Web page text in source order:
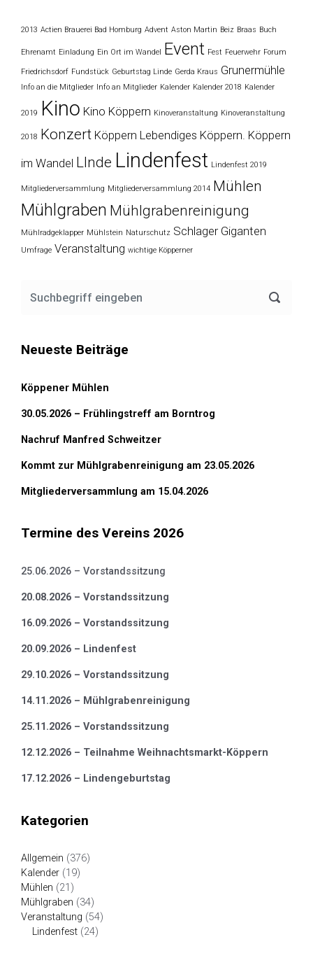
2013 Actien Brauerei Bad Homburg Advent Aston Martin Beiz Braas Buch
Ehrenamt Einladung Ein Ort im Wandel Event Fest Feuerwehr Forum
Friedrichsdorf Fundstück Geburtstag Linde Gerda Kraus Grunermühle
Info an die Mitglieder Info an Mitglieder Kalender Kalender 2018 Kalender
2019 Kino Kino Köppern Kinoveranstaltung Kinoveranstaltung
2018 Konzert Köppern Lebendiges Köppern. Köppern
im Wandel LInde Lindenfest Lindenfest 2019
Mitgliederversammlung Mitgliederversammlung 2014 Mühlen
Mühlgraben Mühlgrabenreinigung
Mühlradgeklapper Mühlstein Naturschutz Schlager Giganten
Umfrage Veranstaltung wichtige Köpperner
Neueste Beiträge
Köppener Mühlen
30.05.2026 – Frühlingstreff am Borntrog
Nachruf Manfred Schweitzer
Kommt zur Mühlgrabenreinigung am 23.05.2026
Mitgliederversammlung am 15.04.2026
Termine des Vereins 2026
25.06.2026 – Vorstandssitzung
20.08.2026 – Vorstandssitzung
16.09.2026 – Vorstandssitzung
20.09.2026 – Lindenfest
29.10.2026 – Vorstandssitzung
14.11.2026 – Mühlgrabenreinigung
25.11.2026 – Vorstandssitzung
12.12.2026 – Teilnahme Weihnachtsmarkt-Köppern
17.12.2026 – Lindengeburtstag
Kategorien
Allgemein (376)
Kalender (19)
Mühlen (21)
Mühlgraben (34)
Veranstaltung (54)
Lindenfest (24)